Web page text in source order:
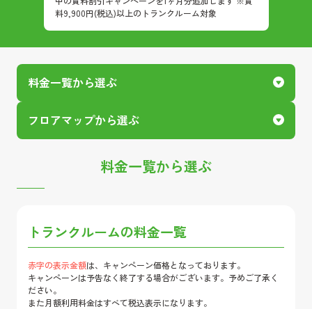
料9,900円(税込)以上のトランクルーム対象
料金一覧から選ぶ
フロアマップから選ぶ
料金一覧から選ぶ
トランクルームの料金一覧
赤字の表示金額は、キャンペーン価格となっております。
キャンペーンは予告なく終了する場合がございます。予めご了承く
ださい。
また月額利用料金はすべて税込表示になります。